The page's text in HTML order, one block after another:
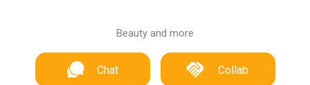
Beauty and more
Chat Collab